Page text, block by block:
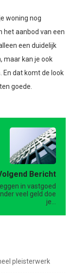
woning nog
het aanbod van een
een duidelijk
maar kan je ook
En dat komt de look
goede.
Bericht
in vastgoed
veel geld doe
je…
pleisterwerk